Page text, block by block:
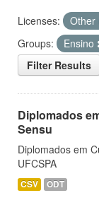
Licenses: Other
Groups:
Ensino
Filter Results
Diplomados
Sensu
Diplomados em
UFCSPA
CSV ODT